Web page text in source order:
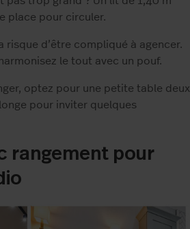
place pour circuler.
risque d’être compliqué à agencer.
le tout avec un pouf.
optez pour une petite table deux
pour inviter quelques
rangement pour